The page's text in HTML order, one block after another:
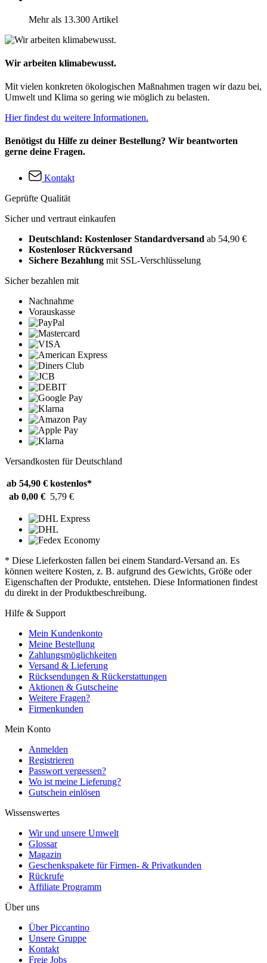
Mehr als 13.300 Artikel
Wir arbeiten klimabewusst.
Mit vielen konkreten ökologischen Maßnahmen tragen wir dazu bei,
Umwelt und Klima so gering wie möglich zu belasten.
Hier findest du weitere Informationen.
Benötigst du Hilfe zu deiner Bestellung? Wir beantworten
gerne deine Fragen.
Kontakt
Geprüfte Qualität
Sicher und vertraut einkaufen
Deutschland: Kostenloser Standardversand ab 54,90 €
Kostenloser Rückversand
Sichere Bezahlung mit SSL-Verschlüsselung
Sicher bezahlen mit
Nachnahme
Vorauskasse
Versandkosten für Deutschland
ab 54,90 € kostenlos*
ab 0,00 € 5,79 €
* Diese Lieferkosten fallen bei einem Standard-Versand an. Es
können weitere Kosten, z. B. aufgrund des Gewichts, Größe oder
Eigenschaften der Produkte, entstehen. Diese Informationen findest
du direkt in der Produktbeschreibung.
Hilfe & Support
Mein Kundenkonto
Meine Bestellung
Zahlungsmöglichkeiten
Versand & Lieferung
Rücksendungen & Rückerstattungen
Aktionen & Gutscheine
Weitere Fragen?
Firmenkunden
Mein Konto
Anmelden
Registrieren
Passwort vergessen?
Wo ist meine Lieferung?
Gutschein einlösen
Wissenswertes
Wir und unsere Umwelt
Glossar
Magazin
Geschenkspakete für Firmen- & Privatkunden
Rückrufe
Affiliate Programm
Über uns
Über Piccantino
Unsere Gruppe
Kontakt
Freie Jobs